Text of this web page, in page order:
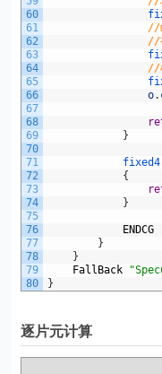
60
61
62
63
64
65
66
67
68
69
70
71
72
73
74
75
76
77
78
79
80
//
//
//
o.
}
fixed4
{
}
ENDCG
}
}
FallBack
}
逐片元计算